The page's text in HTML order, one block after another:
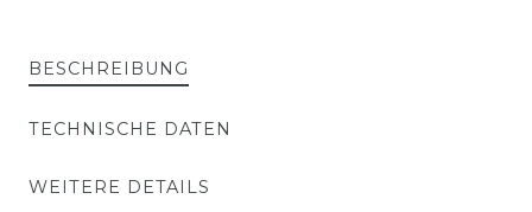
BESCHREIBUNG
TECHNISCHE DATEN
WEITERE DETAILS